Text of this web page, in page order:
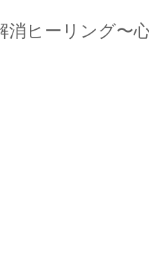
消ヒーリング〜